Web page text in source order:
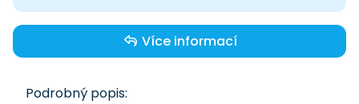
Více informací
Podrobný popis: